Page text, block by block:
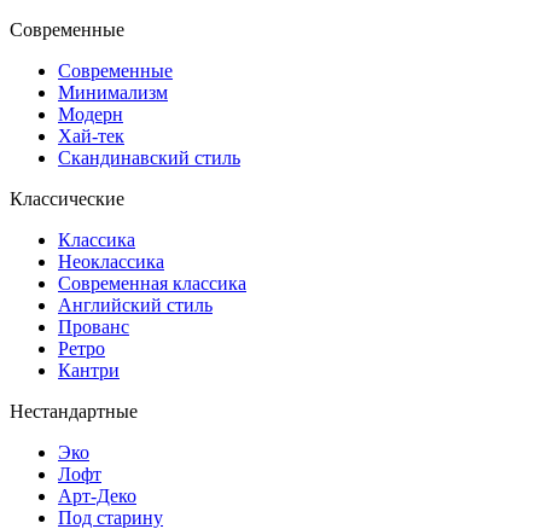
Современные
Современные
Минимализм
Модерн
Хай-тек
Скандинавский стиль
Классические
Классика
Неоклассика
Современная классика
Английский стиль
Прованс
Ретро
Кантри
Нестандартные
Эко
Лофт
Арт-Деко
Под старину